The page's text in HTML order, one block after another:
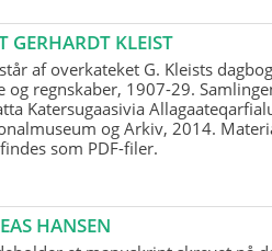
GERHARDT KLEIST
af overkateket G. Kleists
og regnskaber, 1907-29.
Katersugaasivia
og Arkiv, 2014.
som PDF-filer.
HANSEN